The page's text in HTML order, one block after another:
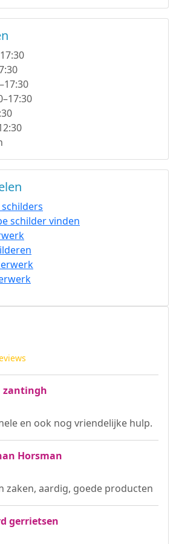
schilder vinden
zantingh
en ook nog vriendelijke hulp.
Horsman
zaken, aardig, goede producten
gerrietsen